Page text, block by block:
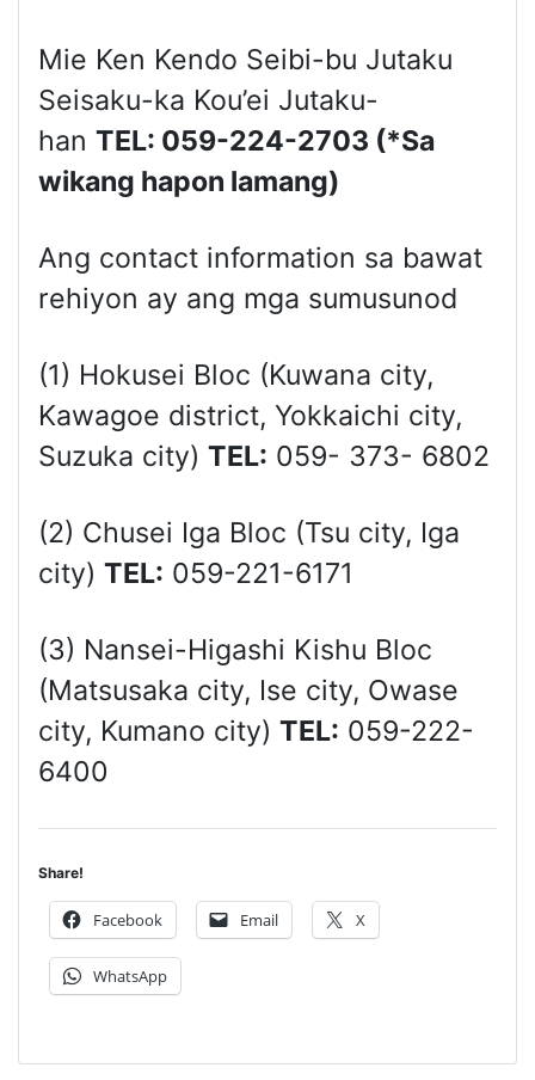
Mie Ken Kendo Seibi-bu Jutaku
Seisaku-ka Kou’ei Jutaku-
han TEL: 059-224-2703 (*Sa
wikang hapon lamang)
Ang contact information sa bawat
rehiyon ay ang mga sumusunod
(1) Hokusei Bloc (Kuwana city,
Kawagoe district, Yokkaichi city,
Suzuka city) TEL: 059- 373- 6802
(2) Chusei Iga Bloc (Tsu city, Iga
city) TEL: 059-221-6171
(3) Nansei-Higashi Kishu Bloc
(Matsusaka city, Ise city, Owase
city, Kumano city) TEL: 059-222-
6400
Share!
Facebook Email X
WhatsApp